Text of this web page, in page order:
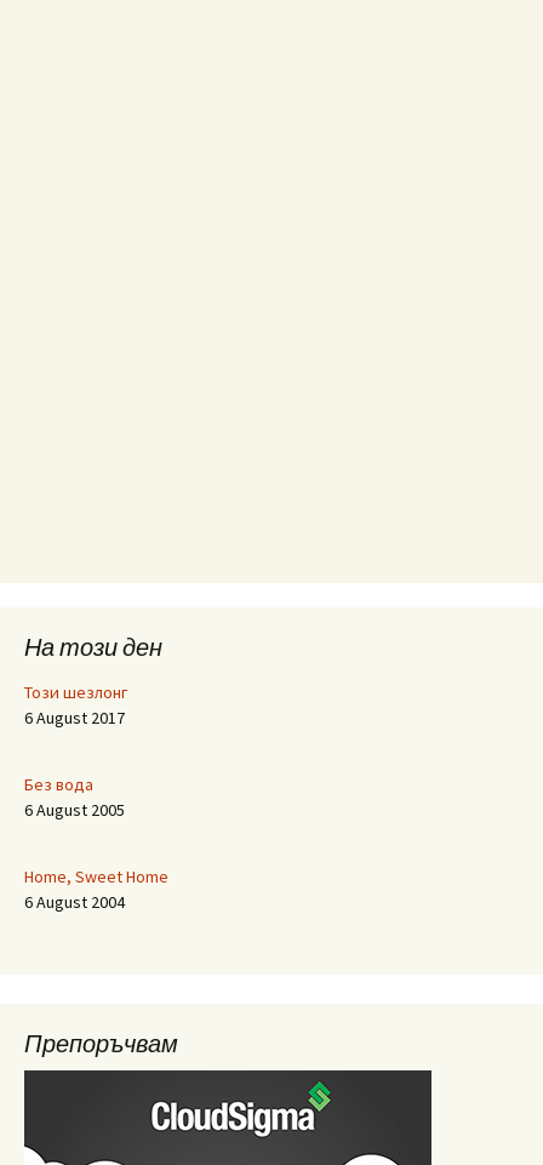
На този ден
Този шезлонг
6 August 2017
Без вода
6 August 2005
Home, Sweet Home
6 August 2004
Препоръчвам